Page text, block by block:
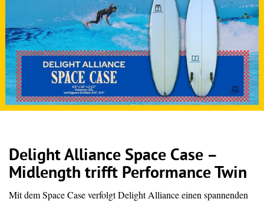
Delight Alliance Space Case –
Midlength trifft Performance Twin
Mit dem Space Case verfolgt Delight Alliance einen spannenden